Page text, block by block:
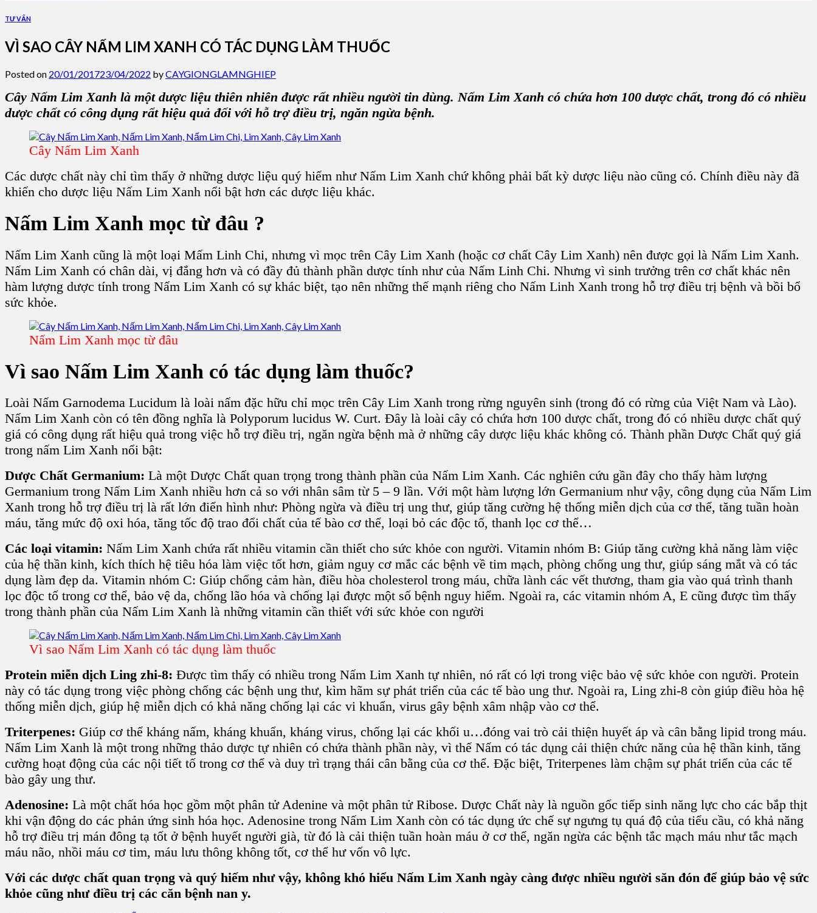
TƯ VẤN
VÌ SAO CÂY NẤM LIM XANH CÓ TÁC DỤNG LÀM THUỐC
Posted on 20/01/201723/04/2022 byCAYGIONGLAMNGHIEP
Cây Nấm Lim Xanh là một dược liệu thiên nhiên được rất nhiều người tin dùng. Nấm Lim Xanh có chứa hơn 100 dược chất, trong đó có nhiều
dược chất có công dụng rất hiệu quả đối với hỗ trợ điều trị, ngăn ngừa bệnh.
Cây Nấm Lim Xanh
Các dược chất này chỉ tìm thấy ở những dược liệu quý hiếm như Nấm Lim Xanh chứ không phải bất kỳ dược liệu nào cũng có. Chính điều này đã
khiến cho dược liệu Nấm Lim Xanh nổi bật hơn các dược liệu khác.
Nấm Lim Xanh mọc từ đâu ?
Nấm Lim Xanh cũng là một loại Mấm Linh Chi, nhưng vì mọc trên Cây Lim Xanh (hoặc cơ chất Cây Lim Xanh) nên được gọi là Nấm Lim Xanh.
Nấm Lim Xanh có chân dài, vị đắng hơn và có đầy đủ thành phần dược tính như của Nấm Linh Chi. Nhưng vì sinh trưởng trên cơ chất khác nên
hàm lượng dược tính trong Nấm Lim Xanh có sự khác biệt, tạo nên những thế mạnh riêng cho Nấm Linh Xanh trong hỗ trợ điều trị bệnh và bồi bổ
sức khỏe.
Nấm Lim Xanh mọc từ đâu
Vì sao Nấm Lim Xanh có tác dụng làm thuốc?
Loài Nấm Garnodema Lucidum là loài nấm đặc hữu chỉ mọc trên Cây Lim Xanh trong rừng nguyên sinh (trong đó có rừng của Việt Nam và Lào).
Nấm Lim Xanh còn có tên đồng nghĩa là Polyporum lucidus W. Curt. Đây là loài cây có chứa hơn 100 dược chất, trong đó có nhiều dược chất quý
giá có công dụng rất hiệu quả trong việc hỗ trợ điều trị, ngăn ngừa bệnh mà ở những cây dược liệu khác không có. Thành phần Dược Chất quý giá
trong nấm Lim Xanh nổi bật:
Dược Chất Germanium: Là một Dược Chất quan trọng trong thành phần của Nấm Lim Xanh. Các nghiên cứu gần đây cho thấy hàm lượng
Germanium trong Nấm Lim Xanh nhiều hơn cả so với nhân sâm từ 5 – 9 lần. Với một hàm lượng lớn Germanium như vậy, công dụng của Nấm Lim
Xanh trong hỗ trợ điều trị là rất lớn điển hình như: Phòng ngừa và điều trị ung thư, giúp tăng cường hệ thống miễn dịch của cơ thể, tăng tuần hoàn
máu, tăng mức độ oxi hóa, tăng tốc độ trao đổi chất của tế bào cơ thể, loại bỏ các độc tố, thanh lọc cơ thể…
Các loại vitamin: Nấm Lim Xanh chứa rất nhiều vitamin cần thiết cho sức khỏe con người. Vitamin nhóm B: Giúp tăng cường khả năng làm việc
của hệ thần kinh, kích thích hệ tiêu hóa làm việc tốt hơn, giảm nguy cơ mắc các bệnh về tim mạch, phòng chống ung thư, giúp sáng mắt và có tác
dụng làm đẹp da. Vitamin nhóm C: Giúp chống cảm hàn, điều hòa cholesterol trong máu, chữa lành các vết thương, tham gia vào quá trình thanh
lọc độc tố trong cơ thể, bảo vệ da, chống lão hóa và chống lại được một số bệnh nguy hiểm. Ngoài ra, các vitamin nhóm A, E cũng được tìm thấy
trong thành phần của Nấm Lim Xanh là những vitamin cần thiết với sức khỏe con người
Vì sao Nấm Lim Xanh có tác dụng làm thuốc
Protein miễn dịch Ling zhi-8: Được tìm thấy có nhiều trong Nấm Lim Xanh tự nhiên, nó rất có lợi trong việc bảo vệ sức khỏe con người. Protein
này có tác dụng trong việc phòng chống các bệnh ung thư, kìm hãm sự phát triển của các tế bào ung thư. Ngoài ra, Ling zhi-8 còn giúp điều hòa hệ
thống miễn dịch, giúp hệ miễn dịch có khả năng chống lại các vi khuẩn, virus gây bệnh xâm nhập vào cơ thể.
Triterpenes: Giúp cơ thể kháng nấm, kháng khuẩn, kháng virus, chống lại các khối u…đóng vai trò cải thiện huyết áp và cân bằng lipid trong máu.
Nấm Lim Xanh là một trong những thảo dược tự nhiên có chứa thành phần này, vì thế Nấm có tác dụng cải thiện chức năng của hệ thần kinh, tăng
cường hoạt động của các nội tiết tố trong cơ thể và duy trì trạng thái cân bằng của cơ thể. Đặc biệt, Triterpenes làm chậm sự phát triển của các tế
bào gây ung thư.
Adenosine: Là một chất hóa học gồm một phân tử Adenine và một phân tử Ribose. Dược Chất này là nguồn gốc tiếp sinh năng lực cho các bắp thịt
khi vận động do các phản ứng sinh hóa học. Adenosine trong Nấm Lim Xanh còn có tác dụng ức chế sự ngưng tụ quá độ của tiểu cầu, có khả năng
hỗ trợ điều trị mán đông tạ tốt ở bệnh huyết người già, từ đó là cải thiện tuần hoàn máu ở cơ thể, ngăn ngừa các bệnh tắc mạch máu như tắc mạch
máu não, nhồi máu cơ tim, máu lưu thông không tốt, cơ thể hư vốn vô lực.
Với các dược chất quan trọng và quý hiếm như vậy, không khó hiểu Nấm Lim Xanh ngày càng được nhiều người săn đón để giúp bảo vệ sức
khỏe cũng như điều trị các căn bệnh nan y.